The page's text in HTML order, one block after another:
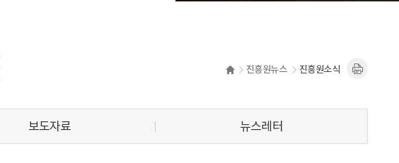
진흥원뉴스 진흥원소식
보도자료 뉴스레터